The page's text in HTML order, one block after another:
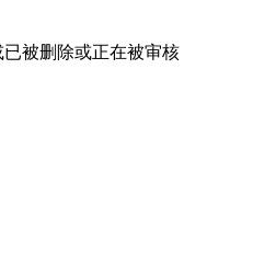
被删除或正在被审核